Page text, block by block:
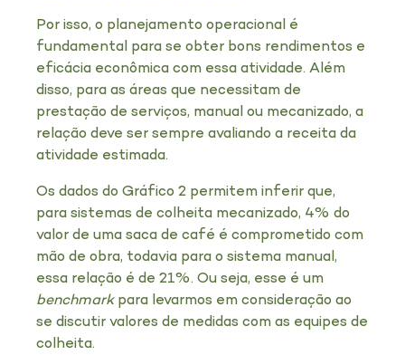
Por isso, o planejamento operacional é
fundamental para se obter bons rendimentos e
eficácia econômica com essa atividade. Além
disso, para as áreas que necessitam de
prestação de serviços, manual ou mecanizado, a
relação deve ser sempre avaliando a receita da
atividade estimada.
Os dados do Gráfico 2 permitem inferir que,
para sistemas de colheita mecanizado, 4% do
valor de uma saca de café é comprometido com
mão de obra, todavia para o sistema manual,
essa relação é de 21%. Ou seja, esse é um
benchmarkpara levarmos em consideração ao
se discutir valores de medidas com as equipes de
colheita.